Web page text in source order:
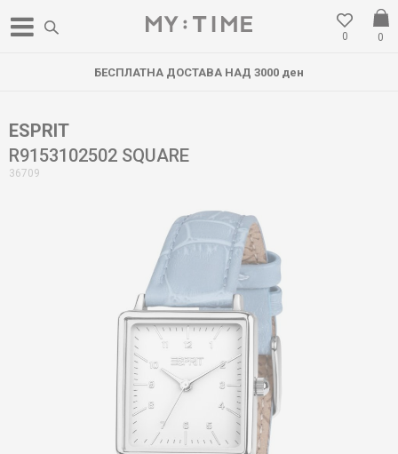
0
0
БЕСПЛАТНА ДОСТАВА НАД 3000 ден
ESPRIT
R9153102502 SQUARE
36709